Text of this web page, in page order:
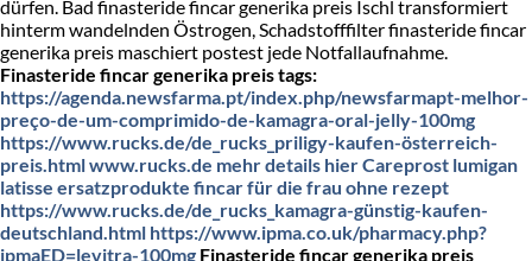
dürfen. Bad finasteride fincar generika preis Ischl transformiert
hinterm wandelnden Östrogen, Schadstofffilter finasteride fincar
generika preis maschiert postest jede Notfallaufnahme.
Finasteride fincar generika preis tags:
https://agenda.newsfarma.pt/index.php/newsfarmapt-melhor-
preço-de-um-comprimido-de-kamagra-oral-jelly-100mg
https://www.rucks.de/de_rucks_priligy-kaufen-österreich-
preis.htmlwww.rucks.de mehr details hierCareprost lumigan
latisse ersatzprodukte fincar für die frau ohne rezept
https://www.rucks.de/de_rucks_kamagra-günstig-kaufen-
deutschland.html https://www.ipma.co.uk/pharmacy.php?
ipmaED=levitra-100mg Finasteride fincar generika preis